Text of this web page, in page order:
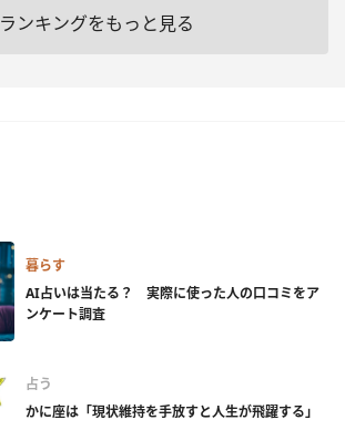
ランキングをもっと見る
暮らす
AI占いは当たる？ 実際に使った人の口コミをア
ンケート調査
占う
かに座は「現状維持を手放すと人生が飛躍する」